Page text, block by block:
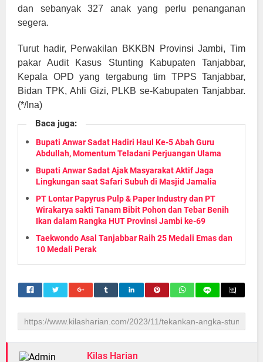
dan sebanyak 327 anak yang perlu penanganan
segera.
Turut hadir, Perwakilan BKKBN Provinsi Jambi, Tim
pakar Audit Kasus Stunting Kabupaten Tanjabbar,
Kepala OPD yang tergabung tim TPPS Tanjabbar,
Bidan TPK, Ahli Gizi, PLKB se-Kabupaten Tanjabbar.
(*/Ina)
Baca juga:
Bupati Anwar Sadat Hadiri Haul Ke-5 Abah Guru
Abdullah, Momentum Teladani Perjuangan Ulama
Bupati Anwar Sadat Ajak Masyarakat Aktif Jaga
Lingkungan saat Safari Subuh di Masjid Jamalia
PT Lontar Papyrus Pulp & Paper Industry dan PT
Wirakarya sakti Tanam Bibit Pohon dan Tebar Benih
Ikan dalam Rangka HUT Provinsi Jambi ke-69
Taekwondo Asal Tanjabbar Raih 25 Medali Emas dan
10 Medali Perak
Kilas Harian